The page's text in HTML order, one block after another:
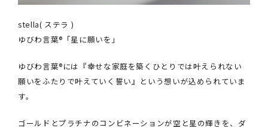
stella( ステラ )
ゆびわ言葉®︎「星に願いを」
ゆびわ言葉®︎には『幸せな家庭を築くひとりでは叶えられない
願いをふたりで叶えていく誓い』という想いが込められていま
す。
ゴールドとプラチナのコンビネーションが空と星の輝きを、ダ